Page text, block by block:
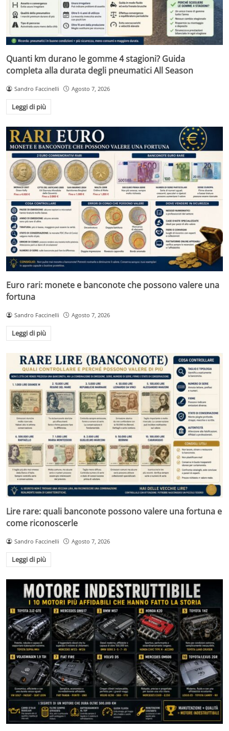
Quanti km durano le gomme 4 stagioni? Guida
completa alla durata degli pneumatici All Season
Sandro Faccinelli Agosto 7, 2026
Leggi di più
Euro rari: monete e banconote che possono valere una
fortuna
Sandro Faccinelli Agosto 7, 2026
Leggi di più
Lire rare: quali banconote possono valere una fortuna e
come riconoscerle
Sandro Faccinelli Agosto 7, 2026
Leggi di più